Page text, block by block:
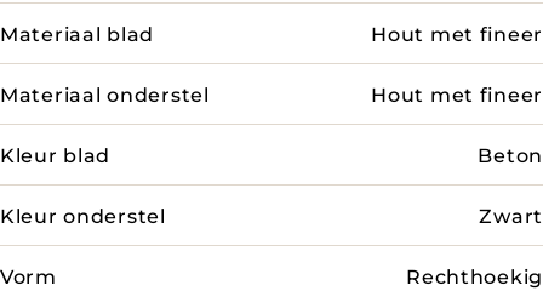
Materiaal blad Hout met fineer
Materiaal onderstel Hout met fineer
Kleur blad Beton
Kleur onderstel Zwart
Vorm Rechthoekig